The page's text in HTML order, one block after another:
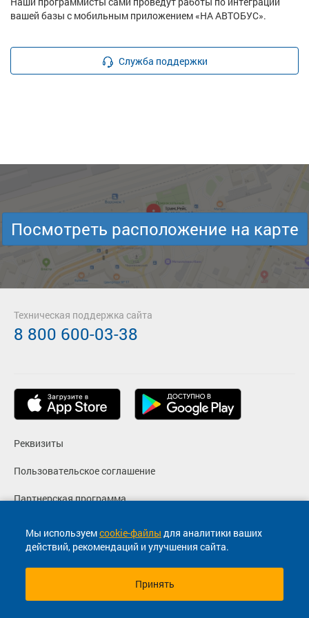
вашей базы с мобильным приложением «НА АВТОБУС».
Служба поддержки
Мы используемcookie-файлы для аналитики ваших
действий, рекомендаций и улучшения сайта.
Принять
Посмотреть расположение на карте
Реквизиты
Пользовательское соглашение
Партнерская программа
Политика конфиденциальности
Согласие на маркетинговые сообщения
Техническая поддержка сайта
8 800 600-03-38
© 2013-2026, ООО "Капитал"- Онлайн сервис продажи